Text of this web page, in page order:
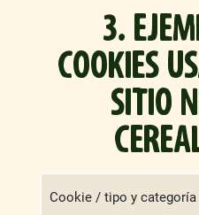
3.
COOKIES
SITIO
Cookie / tipo y categoría